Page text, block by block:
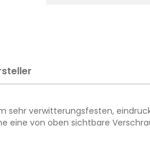
sehr verwitterungsfesten,
von oben sichtbare